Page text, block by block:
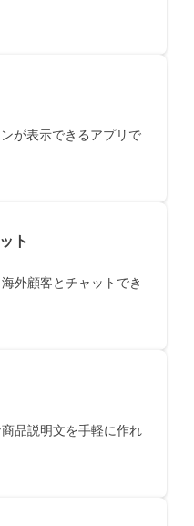
が表示できるアプリで
ト
外顧客とチャットでき
品説明文を手軽に作れ